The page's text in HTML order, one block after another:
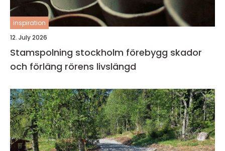
inspiration
12. July 2026
Stamspolning stockholm förebygg skador
och förläng rörens livslängd